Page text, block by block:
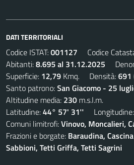
DATI TERRITORIALI
Codice ISTAT:001127 Codice
Abitanti:8.695 al 31.12.2025
Superficie: 12,79 Kmq. Densità:691
Santo patrono:San Giacomo - 25
Altitudine media: 230 m.s.l.m.
Latitudine:44° 57' 31'' Longitudine:
Comuni limitrofi:Vinovo, Moncalieri,
Frazioni e borgate: Baraudina,
Sabbioni, Tetti Griffa, Tetti Sagrini